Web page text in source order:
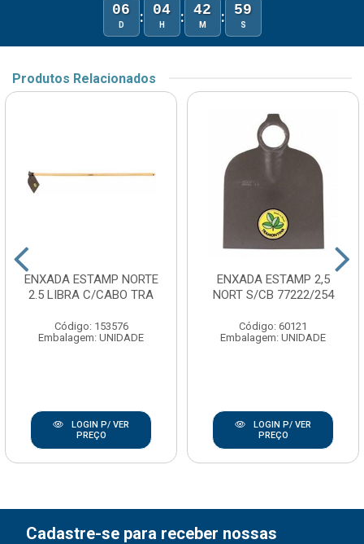
06
D : 04
H : 42
M : 59
S
Produtos Relacionados
ENXADA ESTAMP NORTE
2.5 LIBRA C/CABO TRA
Código: 153576
Embalagem: UNIDADE
LOGIN P/ VER
PREÇO
ENXADA ESTAMP 2,5
NORT S/CB 77222/254
Código: 60121
Embalagem: UNIDADE
LOGIN P/ VER
PREÇO
Cadastre-se para receber nossas